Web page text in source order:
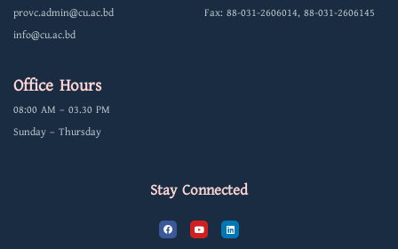
provc.admin@cu.ac.bd
info@cu.ac.bd
Fax: 88-031-2606014, 88-031-2606145
Office Hours
08:00 AM – 03.30 PM
Sunday – Thursday
Stay Connected
F
a
c
Y
o
u
L
i
n